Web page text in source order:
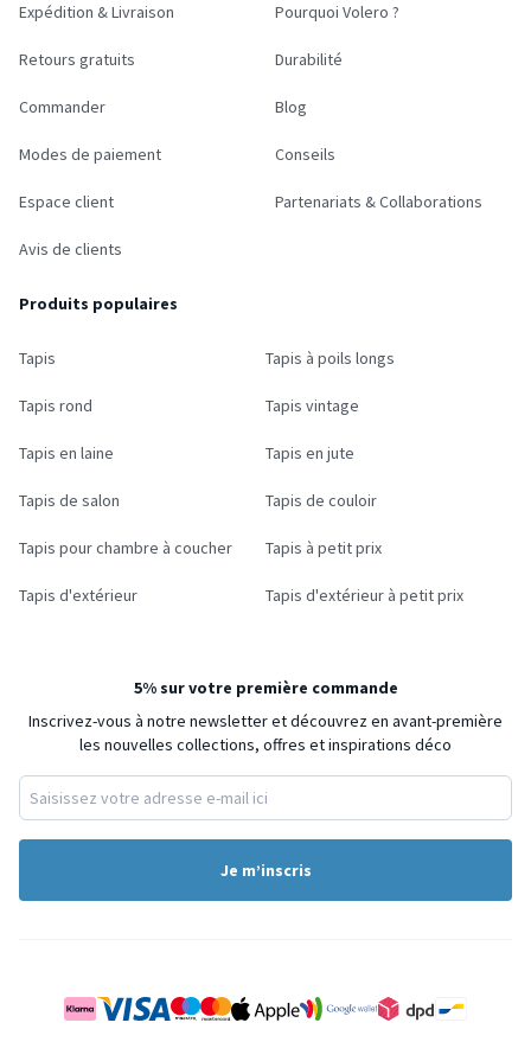
Expédition & Livraison
Retours gratuits
Commander
Modes de paiement
Espace client
Avis de clients
Pourquoi Volero ?
Durabilité
Blog
Conseils
Partenariats & Collaborations
Produits populaires
Tapis Tapis à poils longs
Tapis rond Tapis vintage
Tapis en laine Tapis en jute
Tapis de salon Tapis de couloir
Tapis pour chambre à coucher Tapis à petit prix
Tapis d'extérieur Tapis d'extérieur à petit prix
5% sur votre première commande
Inscrivez-vous à notre newsletter et découvrez en avant-première
les nouvelles collections, offres et inspirations déco
Je m’inscris